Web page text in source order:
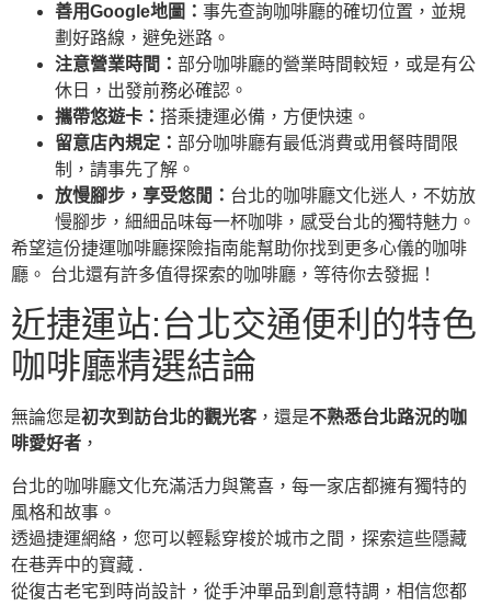
善用Google地圖： 事先查詢咖啡廳的確切位置，並規
劃好路線，避免迷路。
注意營業時間： 部分咖啡廳的營業時間較短，或是有公
休日，出發前務必確認。
攜帶悠遊卡： 搭乘捷運必備，方便快速。
留意店內規定： 部分咖啡廳有最低消費或用餐時間限
制，請事先了解。
放慢腳步，享受悠閒： 台北的咖啡廳文化迷人，不妨放
慢腳步，細細品味每一杯咖啡，感受台北的獨特魅力。
希望這份捷運咖啡廳探險指南能幫助你找到更多心儀的咖啡
廳。 台北還有許多值得探索的咖啡廳，等待你去發掘！
近捷運站:台北交通便利的特色
咖啡廳精選結論
無論您是初次到訪台北的觀光客 ，還是不熟悉台北路況的咖
啡愛好者 ，
台北的咖啡廳文化充滿活力與驚喜，每一家店都擁有獨特的
風格和故事。
透過捷運網絡，您可以輕鬆穿梭於城市之間，探索這些隱藏
在巷弄中的寶藏 .
從復古老宅到時尚設計，從手沖單品到創意特調，相信您都